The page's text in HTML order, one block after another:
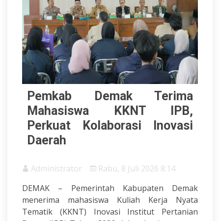
Pemkab Demak Terima
Mahasiswa KKNT IPB,
Perkuat Kolaborasi Inovasi
Daerah
Administrator
Rabu, 8 Juli 2026 8:14
DEMAK – Pemerintah Kabupaten Demak
menerima mahasiswa Kuliah Kerja Nyata
Tematik (KKNT) Inovasi Institut Pertanian